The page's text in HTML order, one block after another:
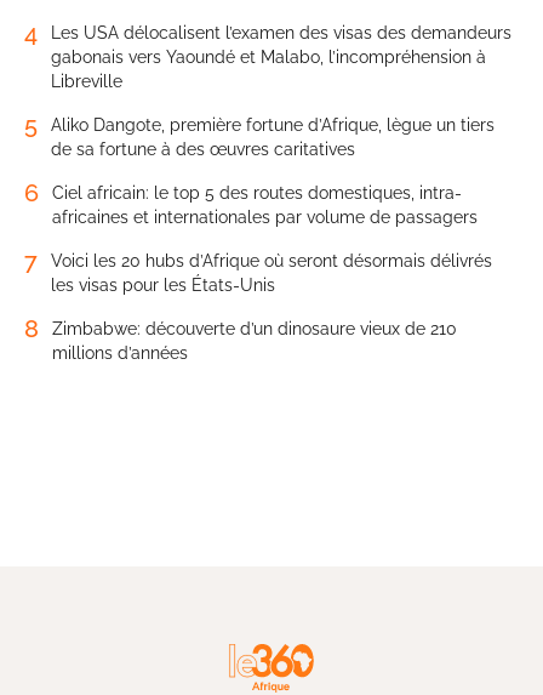
4
Les USA délocalisent l’examen des visas des demandeurs
gabonais vers Yaoundé et Malabo, l’incompréhension à
Libreville
5
Aliko Dangote, première fortune d’Afrique, lègue un tiers
de sa fortune à des œuvres caritatives
6
Ciel africain: le top 5 des routes domestiques, intra-
africaines et internationales par volume de passagers
7
Voici les 20 hubs d’Afrique où seront désormais délivrés
les visas pour les États-Unis
8
Zimbabwe: découverte d’un dinosaure vieux de 210
millions d’années